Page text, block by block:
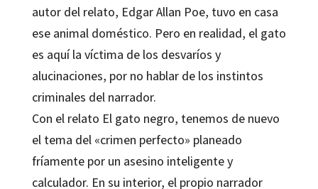
autor del relato, Edgar Allan Poe, tuvo en casa
ese animal doméstico. Pero en realidad, el gato
es aquí la víctima de los desvaríos y
alucinaciones, por no hablar de los instintos
criminales del narrador.
Con el relato El gato negro, tenemos de nuevo
el tema del «crimen perfecto» planeado
fríamente por un asesino inteligente y
calculador. En su interior, el propio narrador